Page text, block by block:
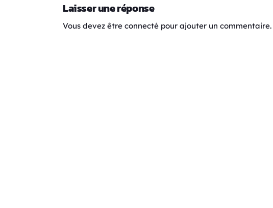
Laisser une réponse
Vous devez être connecté pour ajouter un commentaire.